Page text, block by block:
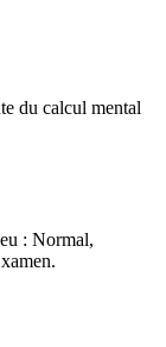
du calcul mental
: Normal,